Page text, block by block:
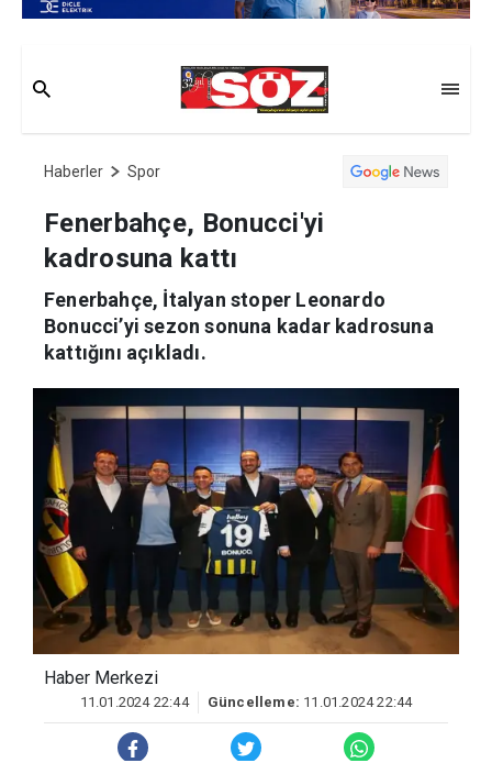
Haberler Spor
Fenerbahçe, Bonucci'yi
kadrosuna kattı
Fenerbahçe, İtalyan stoper Leonardo
Bonucci’yi sezon sonuna kadar kadrosuna
kattığını açıkladı.
Haber Merkezi
11.01.2024 22:44 Güncelleme: 11.01.2024 22:44